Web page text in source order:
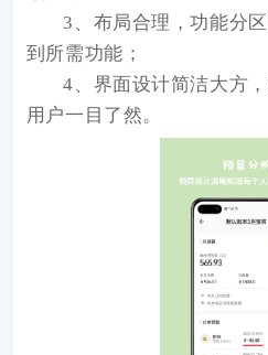
3、布局合理，功能分
到所需功能；
4、界面设计简洁大方
用户一目了然。